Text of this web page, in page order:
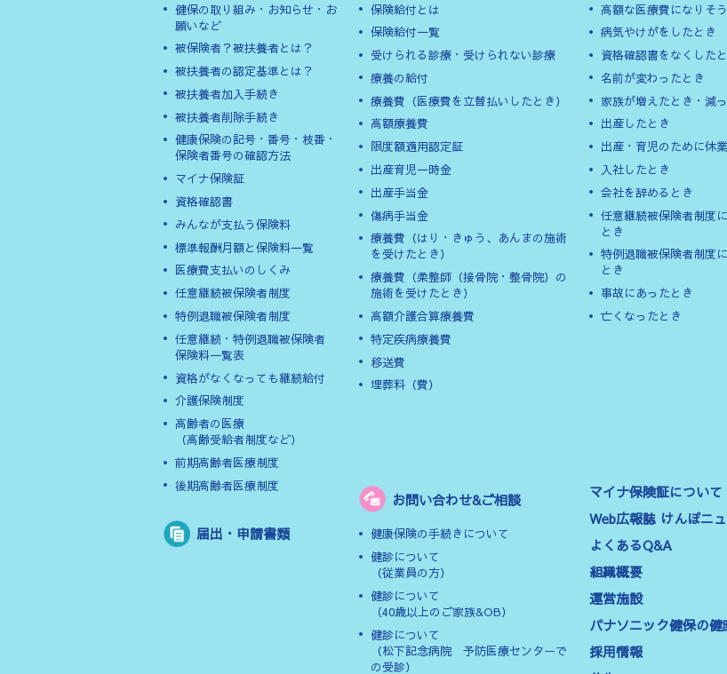
健保の取り組み・お知らせ・お
願いなど
被保険者？被扶養者とは？
被扶養者の認定基準とは？
被扶養者加入手続き
被扶養者削除手続き
健康保険の記号・番号・枝番・
保険者番号の確認方法
マイナ保険証
資格確認書
みんなが支払う保険料
標準報酬月額と保険料一覧
医療費支払いのしくみ
任意継続被保険者制度
特例退職被保険者制度
任意継続・特例退職被保険者
保険料一覧表
資格がなくなっても継続給付
介護保険制度
高齢者の医療
（高齢受給者制度など）
前期高齢者医療制度
後期高齢者医療制度
届出・申請書類
保険給付とは
保険給付一覧
受けられる診療・受けられない診療
療養の給付
療養費（医療費を立替払いしたとき）
高額療養費
限度額適用認定証
出産育児一時金
出産手当金
傷病手当金
療養費（はり・きゅう、あんまの施術
を受けたとき）
療養費（柔整師（接骨院・整骨院）の
施術を受けたとき）
高額介護合算療養費
特定疾病療養費
移送費
埋葬料（費）
お問い合わせ&ご相談
健康保険の手続きについて
健診について
（従業員の方）
健診について
（40歳以上のご家族&OB）
健診について
（松下記念病院 予防医療センターで
の受診）
高額な医療費になりそ
病気やけがをしたとき
資格確認書をなくした
名前が変わったとき
家族が増えたとき・減
出産したとき
出産・育児のために休
入社したとき
会社を辞めるとき
任意継続被保険者制度
とき
特例退職被保険者制度
とき
事故にあったとき
亡くなったとき
マイナ保険証について
Web広報誌 けんぽニ
よくあるQ&A
組織概要
運営施設
パナソニック健保の健
採用情報